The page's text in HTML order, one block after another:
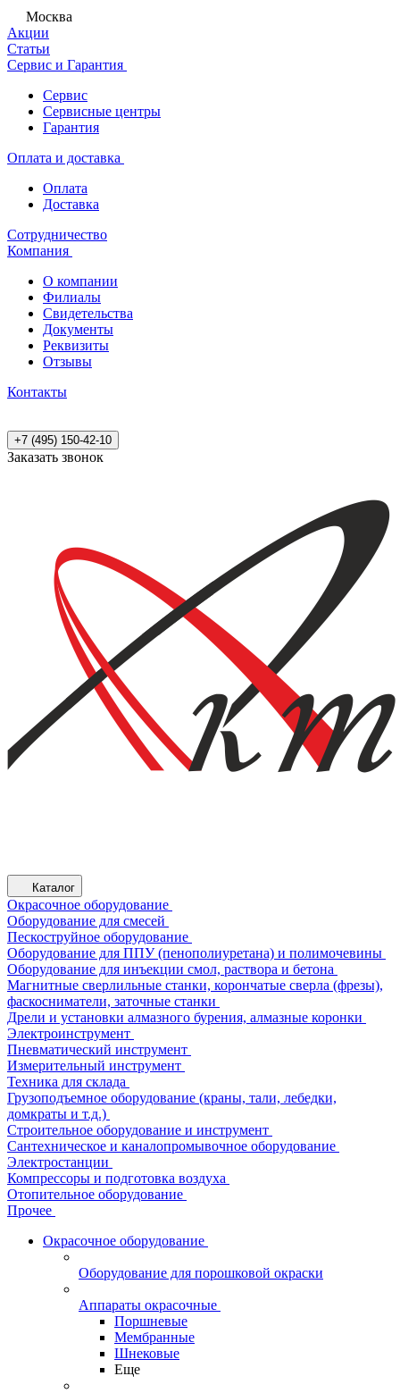
Москва
Акции
Статьи
Сервис и Гарантия
Сервис
Сервисные центры
Гарантия
Оплата и доставка
Оплата
Доставка
Сотрудничество
Компания
О компании
Филиалы
Свидетельства
Документы
Реквизиты
Отзывы
Контакты
+7 (495) 150-42-10
Заказать звонок
Каталог
Окрасочное оборудование
Оборудование для смесей
Пескоструйное оборудование
Оборудование для ППУ (пенополиуретана) и полимочевины
Оборудование для инъекции смол, раствора и бетона
Магнитные сверлильные станки, корончатые сверла (фрезы),
фаскосниматели, заточные станки
Дрели и установки алмазного бурения, алмазные коронки
Электроинструмент
Пневматический инструмент
Измерительный инструмент
Техника для склада
Грузоподъемное оборудование (краны, тали, лебедки,
домкраты и т.д.)
Строительное оборудование и инструмент
Сантехническое и каналопромывочное оборудование
Электростанции
Компрессоры и подготовка воздуха
Отопительное оборудование
Прочее
Окрасочное оборудование
Оборудование для порошковой окраски
Аппараты окрасочные
Поршневые
Мембранные
Шнековые
Еще